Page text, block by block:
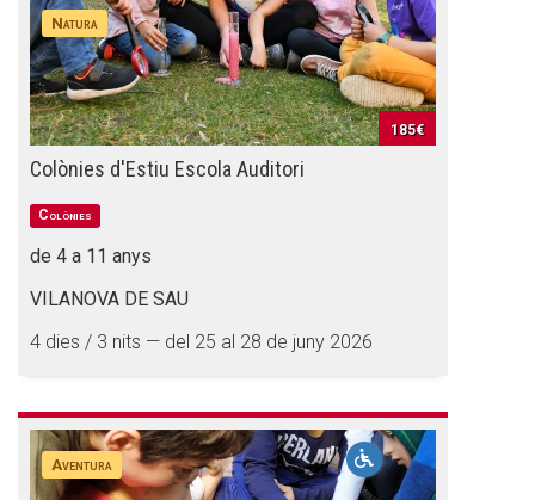
Natura
185€
Colònies d'Estiu Escola Auditori
Colònies
de 4 a 11 anys
VILANOVA DE SAU
4 dies / 3 nits — del 25 al 28 de juny 2026
Aventura